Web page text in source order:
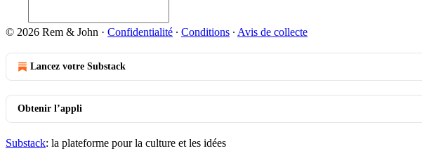
© 2026 Rem & John · Confidentialité ∙ Conditions ∙ Avis de collecte
Lancez votre Substack
Obtenir l’appli
Substack: la plateforme pour la culture et les idées